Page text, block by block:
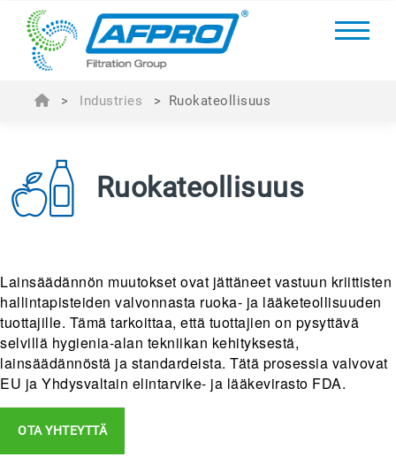
> Industries > Ruokateollisuus
Ruokateollisuus
Lainsäädännön muutokset ovat jättäneet vastuun kriittisten
hallintapisteiden valvonnasta ruoka- ja lääketeollisuuden
tuottajille. Tämä tarkoittaa, että tuottajien on pysyttävä
selvillä hygienia-alan tekniikan kehityksestä,
lainsäädännöstä ja standardeista. Tätä prosessia valvovat
EU ja Yhdysvaltain elintarvike- ja lääkevirasto FDA.
OTA YHTEYTTÄ